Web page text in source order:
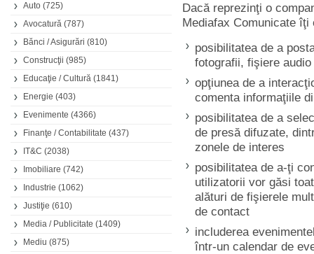
Auto (725)
Avocatură (787)
Bănci / Asigurări (810)
Construcţii (985)
Educaţie / Cultură (1841)
Energie (403)
Evenimente (4366)
Finanţe / Contabilitate (437)
IT&C (2038)
Imobiliare (742)
Industrie (1062)
Justiţie (610)
Media / Publicitate (1409)
Mediu (875)
Dacă reprezinţi o
Mediafax Comunicate îţi
posibilitatea de a
fotografii, fişiere
opţiunea de a
comenta informaţiile
posibilitatea de a
de presă difuzate,
zonele de interes
posibilitatea de a-ţi
utilizatorii vor găsi
alături de fişierele
de contact
includerea
într-un calendar de